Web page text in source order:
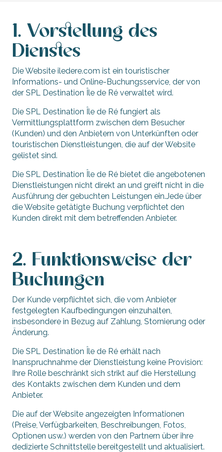
1. Vorstellung des
Dienstes
Die Website iledere.com ist ein touristischer
Informations- und Online-Buchungsservice, der von
der SPL Destination Île de Ré verwaltet wird.
Die SPL Destination Île de Ré fungiert als
Vermittlungsplattform zwischen dem Besucher
(Kunden) und den Anbietern von Unterkünften oder
touristischen Dienstleistungen, die auf der Website
gelistet sind.
Die SPL Destination Île de Ré bietet die angebotenen
Dienstleistungen nicht direkt an und greift nicht in die
Ausführung der gebuchten Leistungen ein.Jede über
die Website getätigte Buchung verpflichtet den
Kunden direkt mit dem betreffenden Anbieter.
2. Funktionsweise der
Buchungen
Der Kunde verpflichtet sich, die vom Anbieter
festgelegten Kaufbedingungen einzuhalten,
insbesondere in Bezug auf Zahlung, Stornierung oder
Änderung.
Die SPL Destination Île de Ré erhält nach
Inanspruchnahme der Dienstleistung keine Provision:
Ihre Rolle beschränkt sich strikt auf die Herstellung
des Kontakts zwischen dem Kunden und dem
Anbieter.
Die auf der Website angezeigten Informationen
(Preise, Verfügbarkeiten, Beschreibungen, Fotos,
Optionen usw.) werden von den Partnern über ihre
dedizierte Schnittstelle bereitgestellt und aktualisiert.